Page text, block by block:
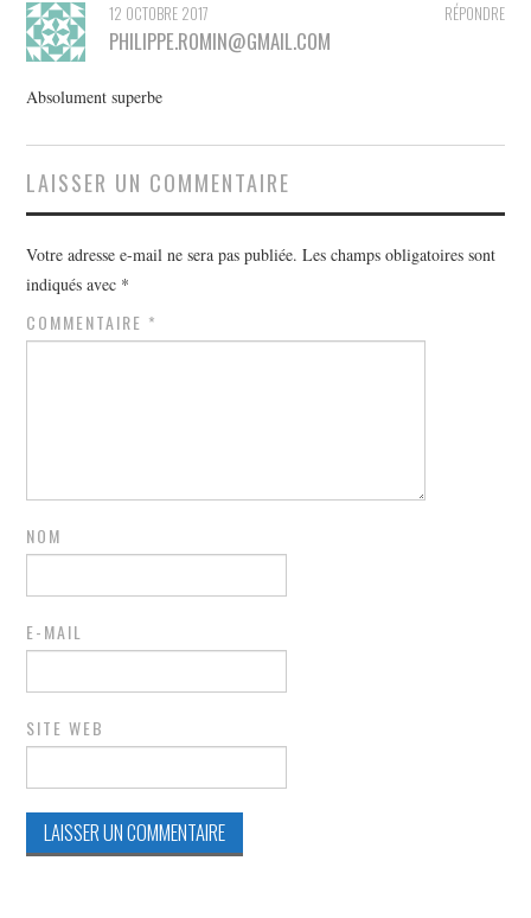
RÉPONDRE
12 OCTOBRE 2017
PHILIPPE.ROMIN@GMAIL.COM
Absolument superbe
LAISSER UN COMMENTAIRE
Votre adresse e-mail ne sera pas publiée. Les champs obligatoires sont
indiqués avec *
COMMENTAIRE *
NOM
E-MAIL
SITE WEB